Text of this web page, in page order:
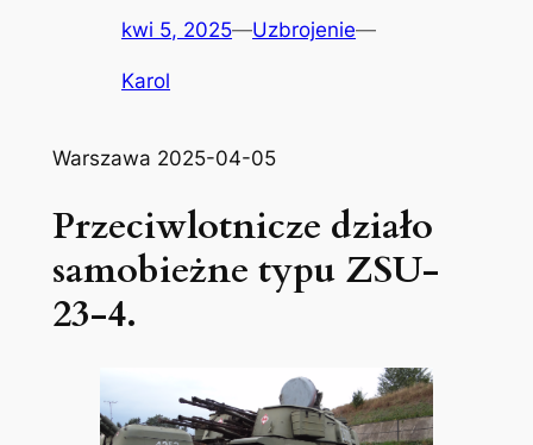
kwi 5, 2025—Uzbrojenie—
Karol
Warszawa 2025-04-05
Przeciwlotnicze działo
samobieżne typu ZSU-
23-4.